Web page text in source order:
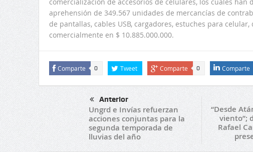
aprehensión de 349.567 unidades de mercancías de
de pantallas, cables USB, cargadores, estuches para
comercialmente en $ 10.885.000.000.
Comparte 0 Tweet Comparte 0 Comparte
Anterior
Ungrd e Invías refuerzan
acciones conjuntas para la
segunda temporada de
lluvias del año
“Desde
viento”;
Rafael